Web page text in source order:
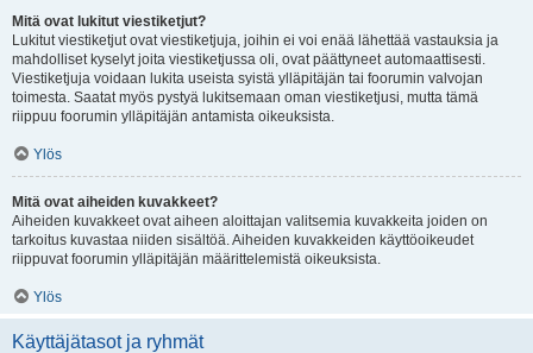
Mitä ovat lukitut viestiketjut?
Lukitut viestiketjut ovat viestiketjuja, joihin ei voi enää lähettää vastauksia ja
mahdolliset kyselyt joita viestiketjussa oli, ovat päättyneet automaattisesti.
Viestiketjuja voidaan lukita useista syistä ylläpitäjän tai foorumin valvojan
toimesta. Saatat myös pystyä lukitsemaan oman viestiketjusi, mutta tämä
riippuu foorumin ylläpitäjän antamista oikeuksista.
Ylös
Mitä ovat aiheiden kuvakkeet?
Aiheiden kuvakkeet ovat aiheen aloittajan valitsemia kuvakkeita joiden on
tarkoitus kuvastaa niiden sisältöä. Aiheiden kuvakkeiden käyttöoikeudet
riippuvat foorumin ylläpitäjän määrittelemistä oikeuksista.
Ylös
Käyttäjätasot ja ryhmät